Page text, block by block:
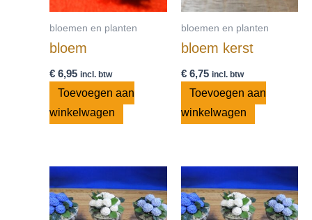
bloemen en planten
bloem
€ 6,95 incl. btw
Toevoegen aan
winkelwagen
bloemen en planten
bloem kerst
€6,75 incl. btw
Toevoegen aan
winkelwagen